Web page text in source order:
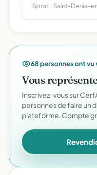
Sport · Saint-Denis-
68 personnes ont
Vous
Inscrivez-vous sur
personnes de faire un
plateforme. Compte